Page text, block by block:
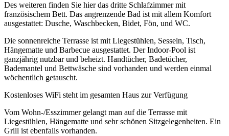
Des weiteren finden Sie hier das dritte Schlafzimmer mit
französischem Bett. Das angrenzende Bad ist mit allem Komfort
ausgestattet: Dusche, Waschbecken, Bidet, Fön, und WC.
Die sonnenreiche Terrasse ist mit Liegestühlen, Sesseln, Tisch,
Hängematte und Barbecue ausgestattet. Der Indoor-Pool ist
ganzjährig nutzbar und beheizt. Handtücher, Badetücher,
Bademantel und Bettwäsche sind vorhanden und werden einmal
wöchentlich getauscht.
Kostenloses WiFi steht im gesamten Haus zur Verfügung
Vom Wohn-/Esszimmer gelangt man auf die Terrasse mit
Liegestühlen, Hängematte und sehr schönen Sitzgelegenheiten. Ein
Grill ist ebenfalls vorhanden.